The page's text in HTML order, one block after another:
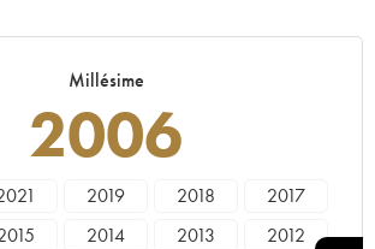
Millésime
2006
2019 2018
2017
2014 2013
2012